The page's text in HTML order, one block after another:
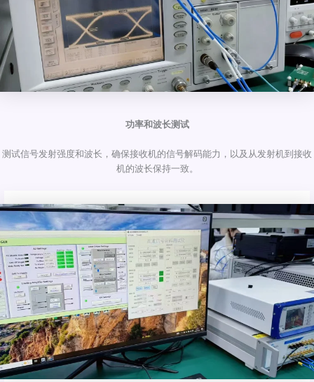
功率和波长测试
测试信号发射强度和波长，确保接收机的信号解码能力，以及从发射机到接收
机的波长保持一致。